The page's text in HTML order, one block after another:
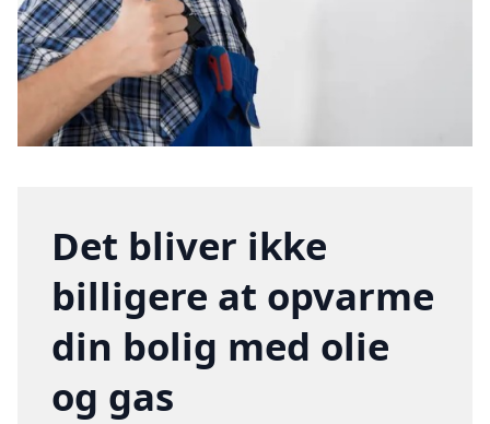
Det bliver ikke
billigere at opvarme
din bolig med olie
og gas